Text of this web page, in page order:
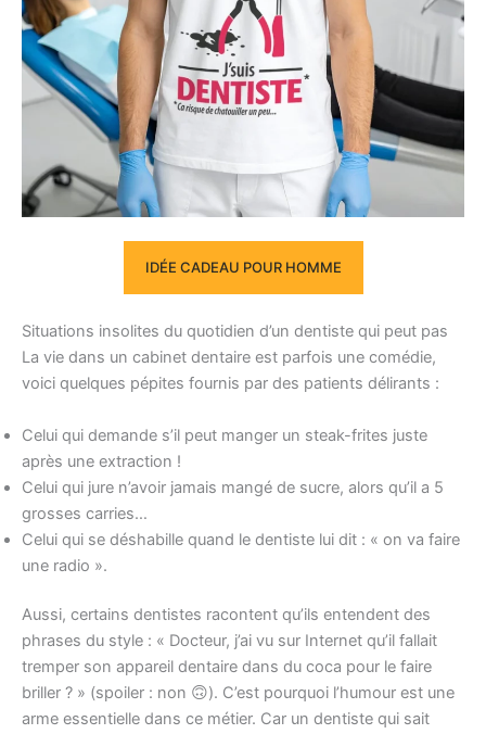
IDÉE CADEAU POUR HOMME
Situations insolites du quotidien d’un dentiste qui peut pas
La vie dans un cabinet dentaire est parfois une comédie,
voici quelques pépites fournis par des patients délirants :
Celui qui demande s’il peut manger un steak-frites juste
après une extraction !
Celui qui jure n’avoir jamais mangé de sucre, alors qu’il a 5
grosses carries…
Celui qui se déshabille quand le dentiste lui dit : « on va faire
une radio ».
Aussi, certains dentistes racontent qu’ils entendent des
phrases du style : « Docteur, j’ai vu sur Internet qu’il fallait
tremper son appareil dentaire dans du coca pour le faire
briller ? » (spoiler : non 🙃). C’est pourquoi l’humour est une
arme essentielle dans ce métier. Car un dentiste qui sait